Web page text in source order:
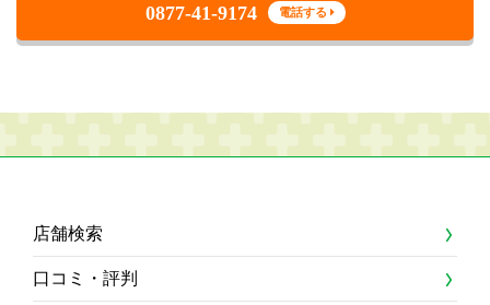
0877-41-9174 電話する
店舗検索
口コミ・評判